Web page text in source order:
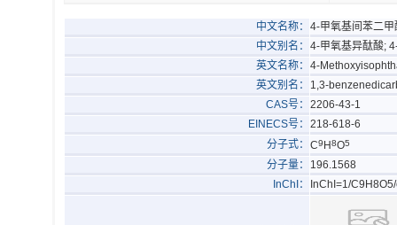
中文名称： 4-甲氧基间苯二甲
中文别名： 4-甲氧基异酞酸;
英文名称： 4-
英文别名：
1,3-
CAS号： 2206-43-1
EINECS号： 218-618-6
分子式： C9 H8O5
分子量：
196.1568
InChI：
InChI=1/